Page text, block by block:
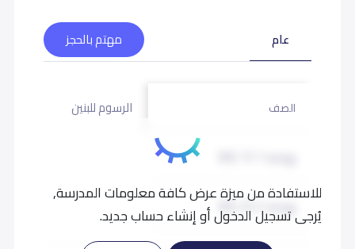
للاستفادة من ميزة عرض كافة معلومات المدرسة,
يُرجى تسجيل الدخول أو إنشاء حساب جديد.
عام مهتم بالحجز
الصف الرسوم للبنين
روضة 2 (KG 2)